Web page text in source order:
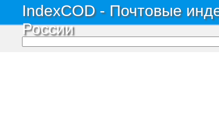
IndexCOD - Почтовые
России